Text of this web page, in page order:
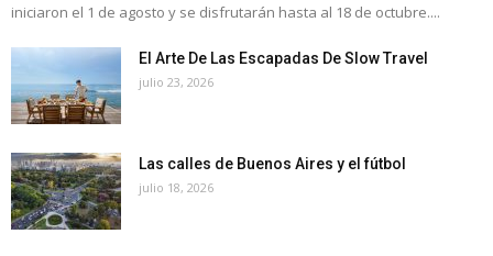
iniciaron el 1 de agosto y se disfrutarán hasta al 18 de octubre....
El Arte De Las Escapadas De Slow Travel
julio 23, 2026
Las calles de Buenos Aires y el fútbol
julio 18, 2026